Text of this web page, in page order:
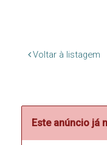
Voltar à listagem
Este anúncio já